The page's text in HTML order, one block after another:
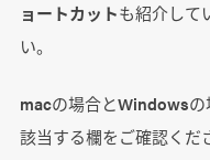
ョートカットも紹介して
い。
macの場合とWindowsの
該当する欄をご確認くだ